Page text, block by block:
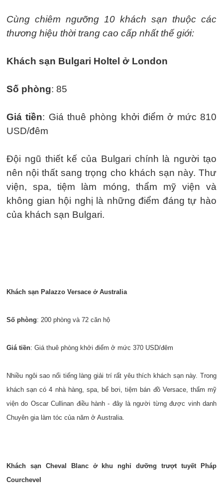
Cùng chiêm ngưỡng 10 khách sạn thuộc các
thương hiệu thời trang cao cấp nhất thế giới:
Khách sạn Bulgari Holtel ở London
Số phòng: 85
Giá tiền: Giá thuê phòng khởi điểm ở mức 810
USD/đêm
Đội ngũ thiết kế của Bulgari chính là người tạo
nên nội thất sang trọng cho khách sạn này. Thư
viện, spa, tiệm làm móng, thẩm mỹ viện và
không gian hội nghị là những điểm đáng tự hào
của khách sạn Bulgari.
Khách sạn Palazzo Versace ở Australia
Số phòng: 200 phòng và 72 căn hộ
Giá tiền: Giá thuê phòng khởi điểm ở mức 370 USD/đêm
Nhiều ngôi sao nổi tiếng làng giải trí rất yêu thích khách sạn này. Trong
khách sạn có 4 nhà hàng, spa, bể bơi, tiệm bán đồ Versace, thẩm mỹ
viện do Oscar Cullinan điều hành - đây là người từng được vinh danh
Chuyên gia làm tóc của năm ở Australia.
Khách sạn Cheval Blanc ở khu nghỉ dưỡng trượt tuyết Pháp
Courchevel